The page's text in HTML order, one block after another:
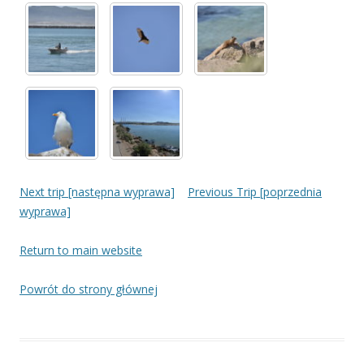
Next trip [następna wyprawa]
Previous Trip [poprzednia
wyprawa]
Return to main website
Powrót do strony głównej